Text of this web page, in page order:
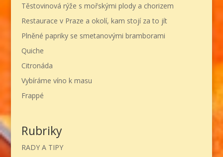
Těstovinová rýže s mořskými plody a chorizem
Restaurace v Praze a okolí, kam stojí za to jít
Plněné papriky se smetanovými bramborami
Quiche
Citronáda
Vybíráme víno k masu
Frappé
Rubriky
RADY A TIPY